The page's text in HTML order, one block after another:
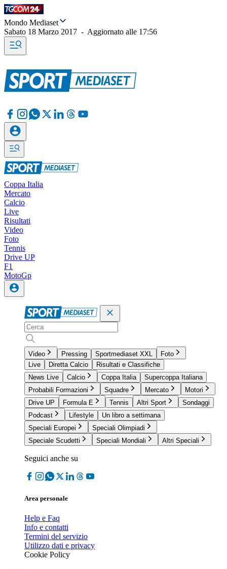
Mondo Mediaset
Sabato 18 Marzo 2017 - Aggiornato alle 17:56
Coppa Italia
Mercato
Calcio
Live
Risultati
Video
Foto
Tennis
Drive UP
F1
MotoGp
Video Pressing Sportmediaset XXL
Foto
Live
Diretta Calcio
Risultati e Classifiche
News Live
Calcio Coppa Italia
Supercoppa Italiana
Probabili Formazioni
Squadre Mercato
Motori
Drive UP
Formula E Tennis Altri Sport
Sondaggi
Podcast
Lifestyle
Un libro a settimana
Speciali Europei
Speciali Olimpiadi
Speciale Scudetti
Speciali Mondiali Altri Speciali
Seguici anche su
Area personale
Help e Faq
Info e contatti
Termini del servizio
Utilizzo dati e privacy
Cookie Policy